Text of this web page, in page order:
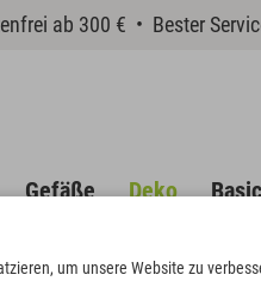
ab 300 € • Bester
Gefäße Deko
um unsere Website zu